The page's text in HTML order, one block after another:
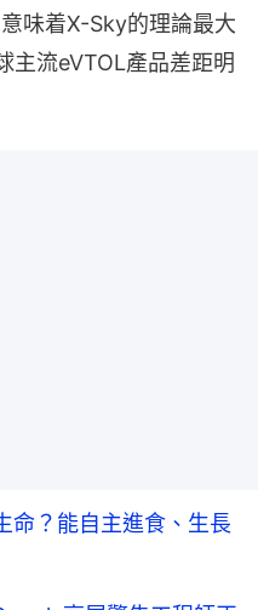
味着X-Sky的理論最大
主流eVTOL產品差距明
命？能自主進食、生長